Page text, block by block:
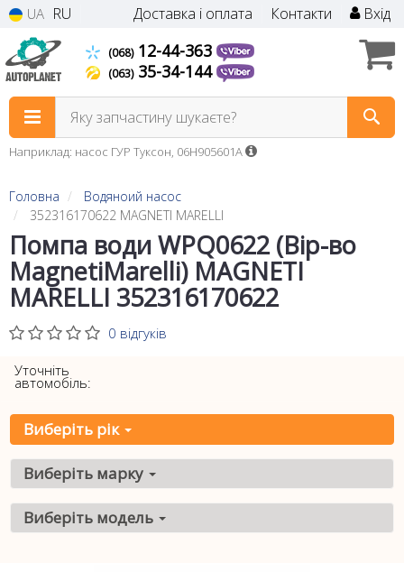
UA RU Доставка і оплата Контакти Вхід
(068)12-44-363
(063)35-34-144
Яку запчастину шукаєте?
Наприклад: насос ГУР Туксон, 06H905601A
Головна
Водяноий насос
352316170622 MAGNETI MARELLI
Помпа води WPQ0622 (Вір-во
MagnetiMarelli) MAGNETI
MARELLI 352316170622
0 відгуків
Уточніть
автомобіль:
Виберіть рік
Виберіть марку
Виберіть модель